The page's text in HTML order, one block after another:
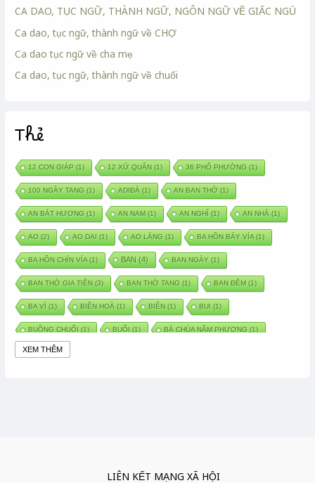
CA DAO, TỤC NGỮ, THÀNH NGỮ, NGÔN NGỮ VỀ GIẤC NGỦ
Ca dao, tục ngữ, thành ngữ về CHỢ
Ca dao tục ngữ về cha mẹ
Ca dao, tục ngữ, thành ngữ về chuối
Thẻ
12 CON GIÁP (1) 12 XỨ QUÂN (1) 36 PHỐ PHƯỜNG (1)
100 NGÀY TANG (1) ADIĐÀ (1) AN BAN THỜ(1)
AN BÁT HƯƠNG (1) AN NAM(1) AN NGHỈ(1) AN NHÀ (1)
AO (2) AO DẠI (1) AO LÀNG (1) BA HỒN BẢY VÍA(1)
BA HỒN CHÍN VÍA(1) BAN (4) BAN NGÀY (1)
BAN THỜ GIA TIÊN (3) BAN THỜ TANG (1) BAN ĐÊM(1)
BA VÌ (1) BIÊN HOÀ (1) BIỂN (1) BUI (1)
BUỒNG CHUỐI (1) BUỔI (1) BÀ CHÚA NĂM PHƯƠNG (1)
BÀ CHÚA THÀNH ĐÔNG
BÁNH CHƯNG BÁNH DẦY
XEM THÊM
LIÊN KẾT MẠNG XÃ HỘI